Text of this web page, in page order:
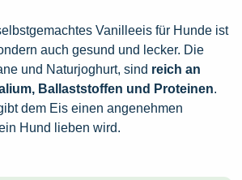
Vanilleeis für Hunde ist
auch gesund und lecker. Die
und Naturjoghurt, sind reich an
Ballaststoffen und Proteinen.
dem Eis einen angenehmen
Hund lieben wird.